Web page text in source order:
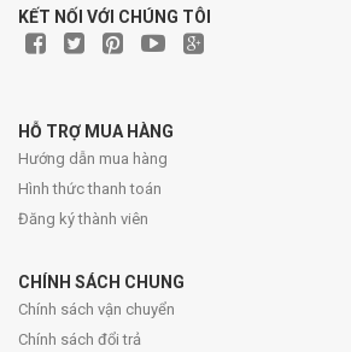
KẾT NỐI VỚI CHÚNG TÔI
HỖ TRỢ MUA HÀNG
Hướng dẫn mua hàng
Hình thức thanh toán
Đăng ký thành viên
CHÍNH SÁCH CHUNG
Chính sách vận chuyển
Chính sách đổi trả